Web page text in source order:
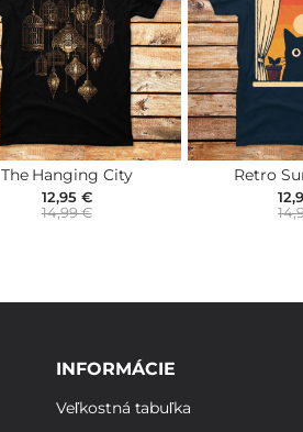
The Hanging City
12,95 €
14,99 €
Retro
INFORMÁCIE
Veľkostná tabuľka